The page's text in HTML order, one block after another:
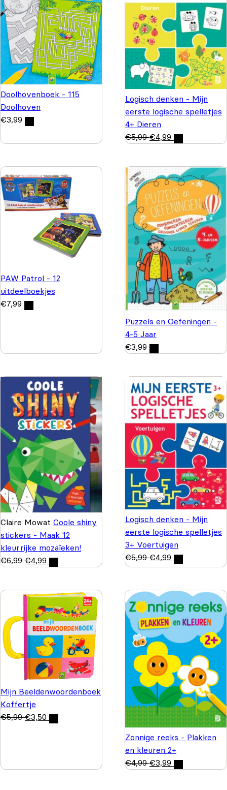
Doolhovenboek - 115
Doolhoven
€3,99
Logisch denken - Mijn
eerste logische spelletjes
4+ Dieren
€5,99 €4,99
PAW Patrol - 12
uitdeelboekjes
€7,99
Puzzels en Oefeningen -
4-5 Jaar
€3,99
Claire Mowat Coole shiny
stickers - Maak 12
kleurrijke mozaïeken!
€6,99 €4,99
Logisch denken - Mijn
eerste logische spelletjes
3+ Voertuigen
€5,99 €4,99
Mijn Beeldenwoordenboek
Koffertje
€5,99 €3,50
Zonnige reeks - Plakken
en kleuren 2+
€4,99 €3,99